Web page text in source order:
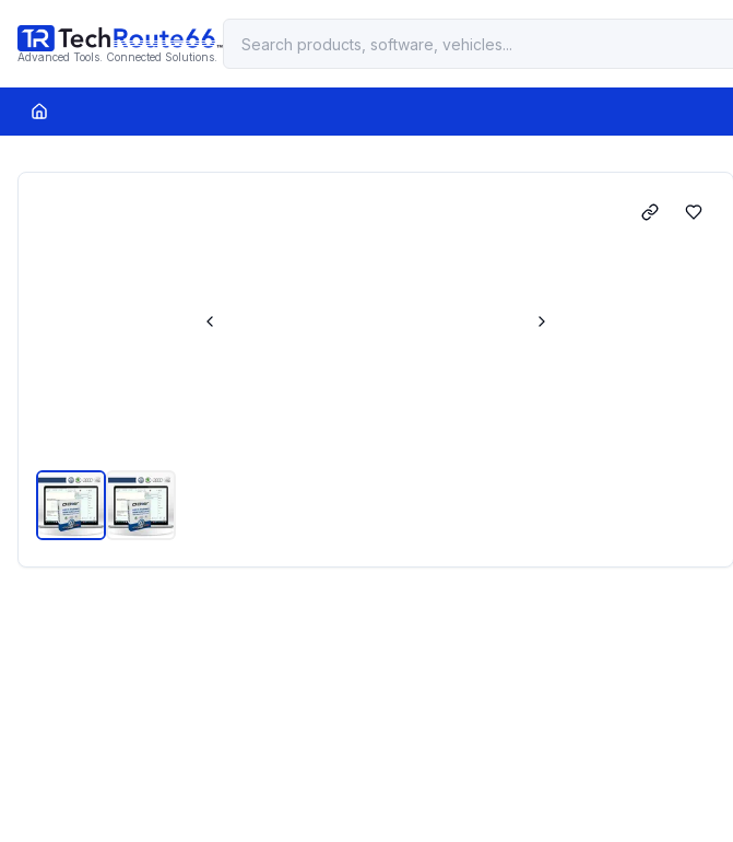
Advanced Tools. Connected Solutions.